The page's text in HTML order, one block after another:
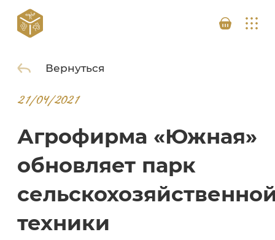
Вернуться
21/04/2021
Агрофирма «Южная»
обновляет парк
техники